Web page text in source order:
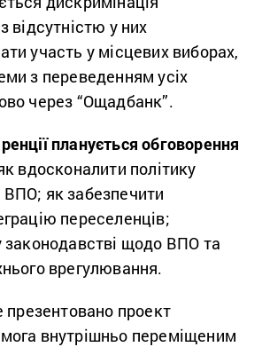
відсутністю у них
участь у місцевих виборах,
з переведенням усіх
через “Ощадбанк”.
планується обговорення
вдосконалити політику
як забезпечити
переселенців;
законодавстві щодо ВПО та
врегулювання.
презентовано проект
внутрішньо переміщеним